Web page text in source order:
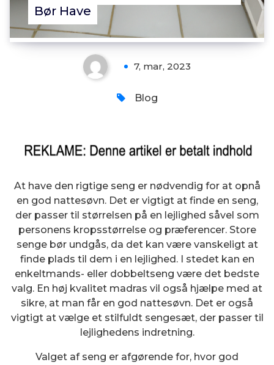
Bør Have
7, mar, 2023
Blog
At have den rigtige seng er nødvendig for at opnå
en god nattesøvn. Det er vigtigt at finde en seng,
der passer til størrelsen på en lejlighed såvel som
personens kropsstørrelse og præferencer. Store
senge bør undgås, da det kan være vanskeligt at
finde plads til dem i en lejlighed. I stedet kan en
enkeltmands- eller dobbeltseng være det bedste
valg. En høj kvalitet madras vil også hjælpe med at
sikre, at man får en god nattesøvn. Det er også
vigtigt at vælge et stilfuldt sengesæt, der passer til
lejlighedens indretning.
Valget af seng er afgørende for, hvor god